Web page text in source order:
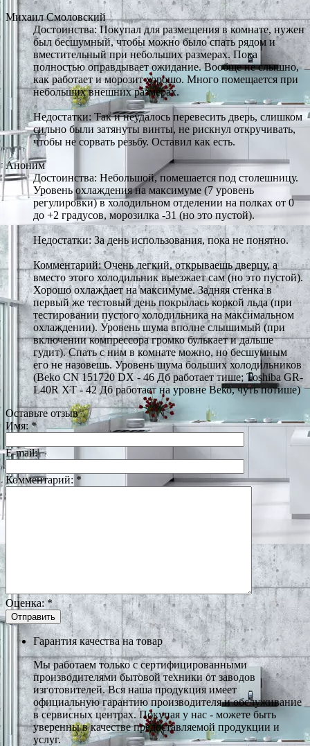
Михаил Смоловский
Достоинства: Покупал для размещения в комнате, нужен
был бесшумный, чтобы можно было спать рядом и
вместительный при небольших размерах. Пока
полностью оправдывает ожидание. Вообще не слышно,
как работает и морозит хорошо. Много помещается при
небольших внешних размерах.
Недостатки: Так и неудалось перевесить дверь, слишком
сильно были затянуты винты, не рискнул откручивать,
чтобы не сорвать резьбу. Оставил как есть.
Аноним
Достоинства: Небольшой, помешается под столешницу.
Уровень охлаждения на максимуме (7 уровень
регулировки) в холодильном отделении на полках от 0
до +2 градусов, морозилка -31 (но это пустой).
Недостатки: За день использования, пока не понятно.
Комментарий: Очень легкий, открываешь дверцу, а
вместо этого холодильник выезжает сам (но это пустой).
Хорошо охлаждает на максимуме. Задняя стенка в
первый же тестовый день покрылась коркой льда (при
тестировании пустого холодильника на максимальном
охлаждении). Уровень шума вполне слышимый (при
включении компрессора громко булькает и дальше
гудит). Спать с ним в комнате можно, но бесшумным
его не назовешь. Уровень шума больших холодильников
(Beko CN 151720 DX - 46 Дб работает тише; Toshiba GR-
L40R XT - 42 Дб работает на уровне Веко, чуть потише)
Оставьте отзыв
Имя:*
E-mail:
Комментарий: *
Оценка:*
Гарантия качества на товар
Мы работаем только с сертифицированными
производителями бытовой техники от заводов
изготовителей. Вся наша продукция имеет
официальную гарантию производителя и обслуживание
в сервисных центрах. Покупая у нас - можете быть
уверенны в качестве предоставляемой продукции и
услуг.